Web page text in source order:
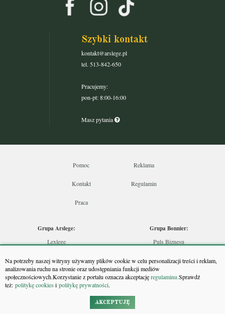
Na potrzeby naszej witryny używamy plików cookie w celu personalizacji treści i reklam,
analizowania ruchu na stronie oraz udostępniania funkcji mediów
społecznościowych.Korzystanie z portalu oznacza akceptacjęregulaminu.Sprawdź
też: politykę cookiesi politykę prywatności.
AKCEPTUJĘ
Szybki kontakt
kontakt@arslege.pl
tel. 513-842-650
Pracujemy:
pon-pt: 8:00-16:00
Masz pytania
Pomoc Reklama
Kontakt Regulamin
Praca
Grupa Arslege:
Lexlege
Skarbowcy
Urzędnik
Rzeczoznawca
Grupa Bonnier:
Puls Biznesu
Puls Medycyny
Monitor Firm